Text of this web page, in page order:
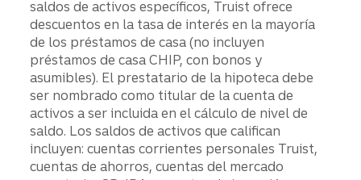
saldos de activos específicos, Truist ofrece
descuentos en la tasa de interés en la mayoría
de los préstamos de casa (no incluyen
préstamos de casa CHIP, con bonos y
asumibles). El prestatario de la hipoteca debe
ser nombrado como titular de la cuenta de
activos a ser incluida en el cálculo de nivel de
saldo. Los saldos de activos que califican
incluyen: cuentas corrientes personales Truist,
cuentas de ahorros, cuentas del mercado